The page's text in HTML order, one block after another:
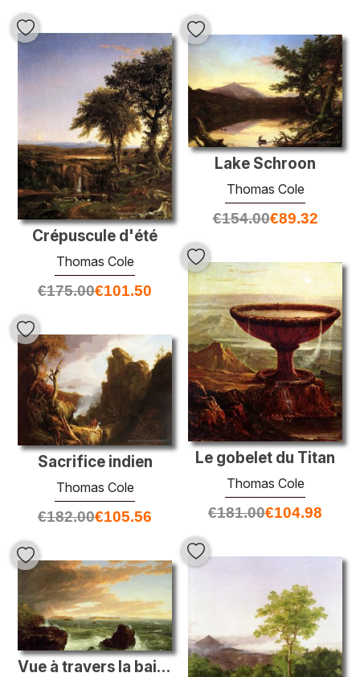
Crépuscule d'été
Thomas Cole
€175.00€101.50
Lake Schroon
Thomas Cole
€154.00€89.32
Le gobelet du Titan
Thomas Cole
€181.00€104.98
Sacrifice indien
Thomas Cole
€182.00€105.56
Vue à travers la baie de Français de l'île du Mount Desert, aprè